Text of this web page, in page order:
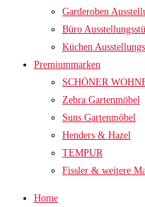
Garderoben
Büro
Küchen
Premiummarken
SCHÖNER
Zebra Gartenmöbel
Suns Gartenmöbel
Henders & Hazel
TEMPUR
Fissler & weitere
Home